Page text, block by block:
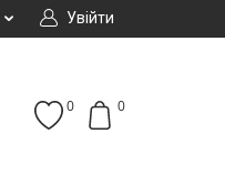
Увійти
0
0